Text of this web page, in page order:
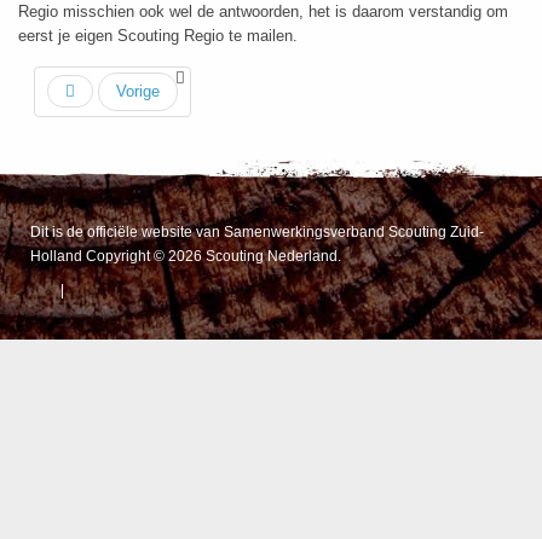
Regio misschien ook wel de antwoorden, het is daarom verstandig om
eerst je eigen Scouting Regio te mailen.
Vorige
Dit is de officiële website van Samenwerkingsverband Scouting Zuid-
Holland Copyright © 2026 Scouting Nederland.
|